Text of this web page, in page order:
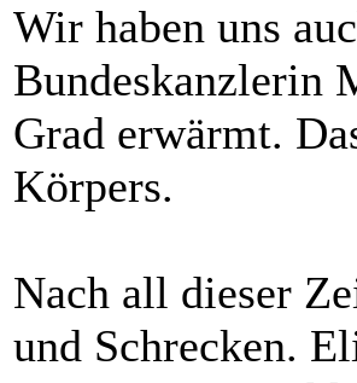
Wir haben uns
Bundeskanzlerin
Grad erwärmt.
Körpers.
Nach all dieser
und Schrecken.